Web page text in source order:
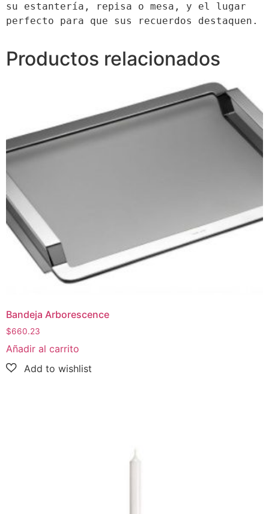
su estantería, repisa o mesa, y el lugar
perfecto para que sus recuerdos destaquen.
Productos relacionados
Bandeja Arborescence
$660.23
Añadir al carrito